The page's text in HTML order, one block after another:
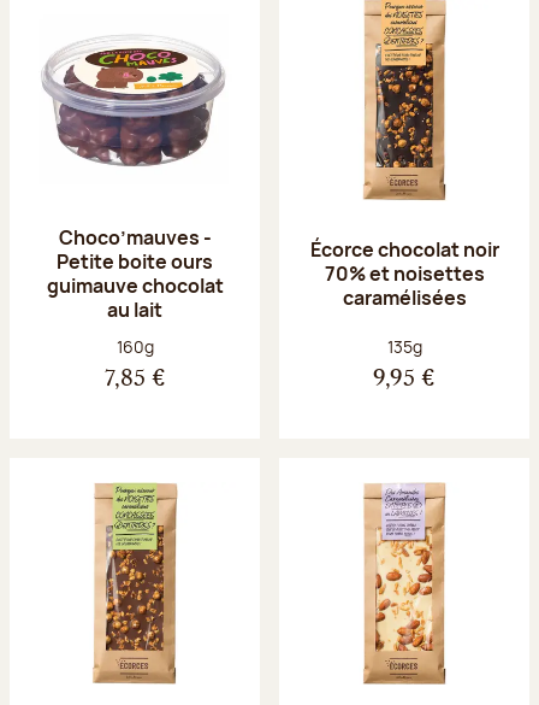
Choco’mauves -
Petite boite ours
guimauve chocolat
au lait
Poids net :
160g
7,85 €
Écorce chocolat noir
70% et noisettes
caramélisées
Poids net :
135g
9,95 €